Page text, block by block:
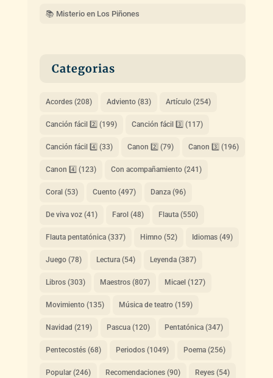
📚 Misterio en Los Piñones
Categorias
Acordes(208) Adviento(83) Artículo(254)
Canción fácil 2️⃣ (199) Canción fácil 3️⃣ (117)
Canción fácil 4️⃣ (33) Canon 2️⃣ (79) Canon 3️⃣ (196)
Canon 4️⃣ (123) Con acompañamiento(241)
Coral(53) Cuento(497) Danza(96)
De viva voz(41) Farol(48) Flauta(550)
Flauta pentatónica(337) Himno(52) Idiomas(49)
Juego(78) Lectura(54) Leyenda(387)
Libros(303) Maestros(807) Micael(127)
Movimiento(135) Música de teatro(159)
Navidad (219) Pascua(120) Pentatónica(347)
Pentecostés(68) Periodos(1049) Poema(256)
Popular(246) Recomendaciones(90) Reyes(54)